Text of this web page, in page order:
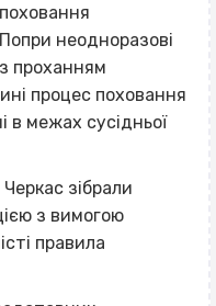
неодноразові
проханням
процес поховання
в межах сусідньої
зібрали
з вимогою
правила